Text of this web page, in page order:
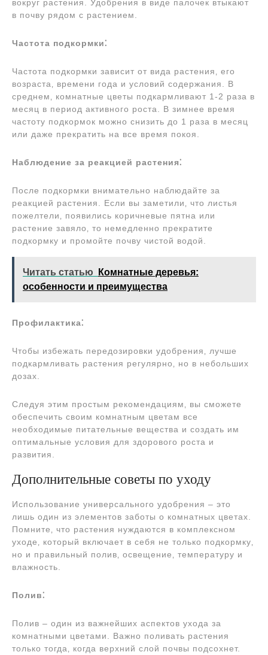
вокруг растения. Удобрения в виде палочек втыкают
в почву рядом с растением.
Частота подкормки⁚
Частота подкормки зависит от вида растения‚ его
возраста‚ времени года и условий содержания. В
среднем‚ комнатные цветы подкармливают 1-2 раза в
месяц в период активного роста. В зимнее время
частоту подкормок можно снизить до 1 раза в месяц
или даже прекратить на все время покоя.
Наблюдение за реакцией растения⁚
После подкормки внимательно наблюдайте за
реакцией растения. Если вы заметили‚ что листья
пожелтели‚ появились коричневые пятна или
растение завяло‚ то немедленно прекратите
подкормку и промойте почву чистой водой.
Читать статью
Комнатные деревья:
особенности и преимущества
Профилактика⁚
Чтобы избежать передозировки удобрения‚ лучше
подкармливать растения регулярно‚ но в небольших
дозах.
Следуя этим простым рекомендациям‚ вы сможете
обеспечить своим комнатным цветам все
необходимые питательные вещества и создать им
оптимальные условия для здорового роста и
развития.
Дополнительные советы по уходу
Использование универсального удобрения – это
лишь один из элементов заботы о комнатных цветах.
Помните‚ что растения нуждаются в комплексном
уходе‚ который включает в себя не только подкормку‚
но и правильный полив‚ освещение‚ температуру и
влажность.
Полив⁚
Полив – один из важнейших аспектов ухода за
комнатными цветами. Важно поливать растения
только тогда‚ когда верхний слой почвы подсохнет.